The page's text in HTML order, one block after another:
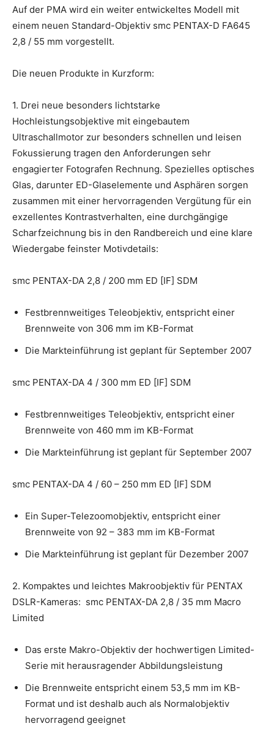
Auf der PMA wird ein weiter entwickeltes Modell mit
einem neuen Standard-Objektiv smc PENTAX-D FA645
2,8 / 55 mm vorgestellt.
Die neuen Produkte in Kurzform:
1. Drei neue besonders lichtstarke
Hochleistungsobjektive mit eingebautem
Ultraschallmotor zur besonders schnellen und leisen
Fokussierung tragen den Anforderungen sehr
engagierter Fotografen Rechnung. Spezielles optisches
Glas, darunter ED-Glaselemente und Asphären sorgen
zusammen mit einer hervorragenden Vergütung für ein
exzellentes Kontrastverhalten, eine durchgängige
Scharfzeichnung bis in den Randbereich und eine klare
Wiedergabe feinster Motivdetails:
smc PENTAX-DA 2,8 / 200 mm ED [IF] SDM
Festbrennweitiges Teleobjektiv, entspricht einer
Brennweite von 306 mm im KB-Format
Die Markteinführung ist geplant für September 2007
smc PENTAX-DA 4 / 300 mm ED [IF] SDM
Festbrennweitiges Teleobjektiv, entspricht einer
Brennweite von 460 mm im KB-Format
Die Markteinführung ist geplant für September 2007
smc PENTAX-DA 4 / 60 – 250 mm ED [IF] SDM
Ein Super-Telezoomobjektiv, entspricht einer
Brennweite von 92 – 383 mm im KB-Format
Die Markteinführung ist geplant für Dezember 2007
2. Kompaktes und leichtes Makroobjektiv für PENTAX
DSLR-Kameras: smc PENTAX-DA 2,8 / 35 mm Macro
Limited
Das erste Makro-Objektiv der hochwertigen Limited-
Serie mit herausragender Abbildungsleistung
Die Brennweite entspricht einem 53,5 mm im KB-
Format und ist deshalb auch als Normalobjektiv
hervorragend geeignet